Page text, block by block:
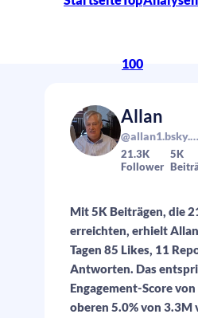
100
Allan
@allan1.bsky.social
21.3K
Follower
5K
Mit 5K Beiträgen, die
erreichten, erhielt
Tagen 85 Likes, 11
Antworten. Das
Engagement-Score
oberen 5.0% von 3.3M